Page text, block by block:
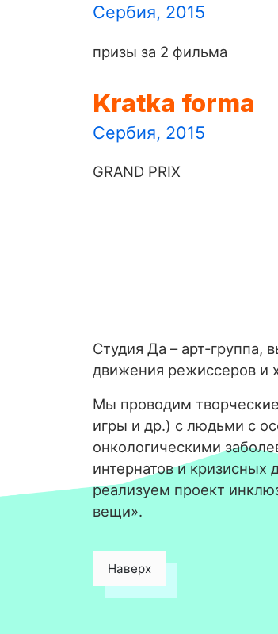
Сербия, 2015
призы за 2 фильма
Kratka forma
Сербия, 2015
GRAND PRIX
Студия Да – арт-группа,
движения режиссеров и
Мы проводим
игры и др.) с людьми с
онкологическими
интернатов и кризисных
реализуем проект
вещи».
Наверх